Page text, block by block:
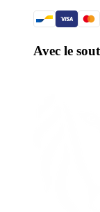
Avec le